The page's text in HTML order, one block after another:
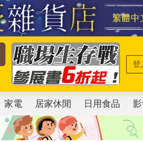
登
家電 居家休閒 日用食品